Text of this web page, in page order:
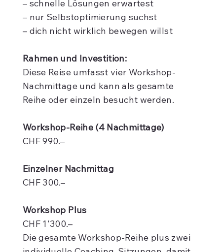
– schnelle Lösungen erwartest
– nur Selbstoptimierung suchst
– dich nicht wirklich bewegen willst
Rahmen und Investition:
Diese Reise umfasst vier Workshop-
Nachmittage und kann als gesamte
Reihe oder einzeln besucht werden.
Workshop-Reihe (4 Nachmittage)
CHF 990.–
Einzelner Nachmittag
CHF 300.–
Workshop Plus
CHF 1'300.–
Die gesamte Workshop-Reihe plus zwei